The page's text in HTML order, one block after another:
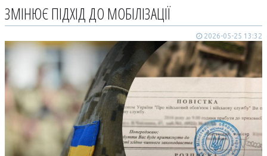
ЗМІНЮЄ ПІДХІД ДО МОБІЛІЗАЦІЇ
2026-05-25 13:32